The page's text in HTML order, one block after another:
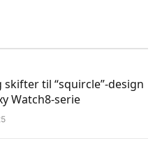
skifter til “squircle”-design
Watch8-serie